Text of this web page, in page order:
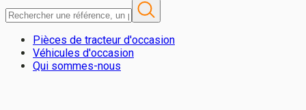
Pièces de tracteur d'occasion
Véhicules d'occasion
Qui sommes-nous